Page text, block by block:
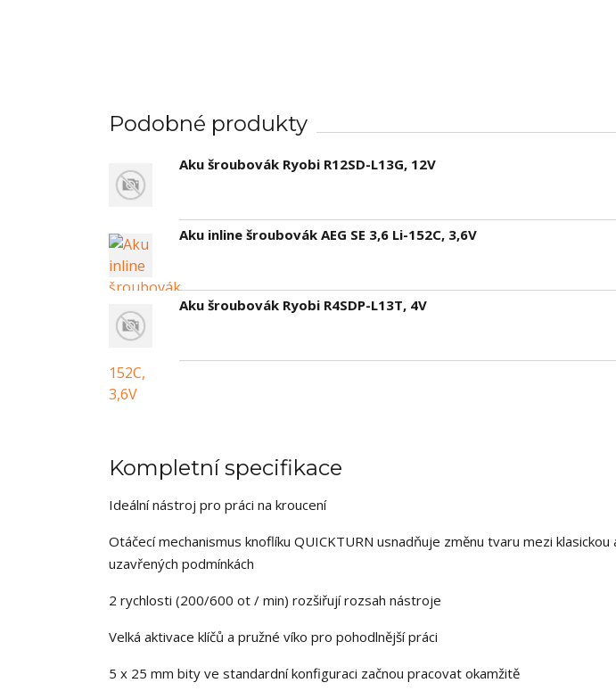
Podobné produkty
Aku šroubovák Ryobi R12SD-L13G, 12V
Aku inline šroubovák AEG SE 3,6 Li-152C, 3,6V
Aku šroubovák Ryobi R4SDP-L13T, 4V
Kompletní specifikace
Ideální nástroj pro práci na kroucení
Otáčecí mechanismus knoflíku QUICKTURN usnadňuje změnu tvaru mezi
uzavřených podmínkách
2 rychlosti (200/600 ot / min) rozšiřují rozsah nástroje
Velká aktivace klíčů a pružné víko pro pohodlnější práci
5 x 25 mm bity ve standardní konfiguraci začnou pracovat okamžitě